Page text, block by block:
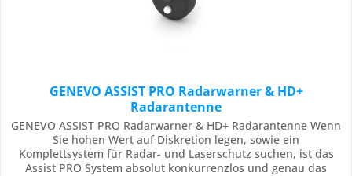
GENEVO ASSIST PRO Radarwarner & HD+
Radarantenne
GENEVO ASSIST PRO Radarwarner & HD+ Radarantenne Wenn
Sie hohen Wert auf Diskretion legen, sowie ein
Komplettsystem für Radar- und Laserschutz suchen, ist das
Assist PRO System absolut konkurrenzlos und genau das